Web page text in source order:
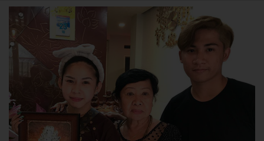
ngược nhận được những cơ may để từng bước thành danh với nghiệp ca
diễn”.